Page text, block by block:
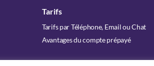
Tarifs
Tarifs par Téléphone, Email ou Chat
Avantages du compte prépayé